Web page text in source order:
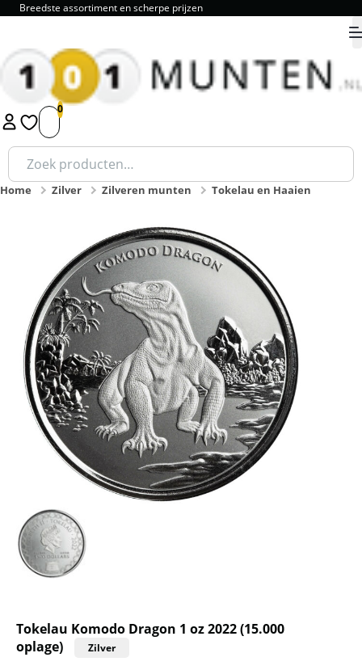
Breedste assortiment en scherpe prijzen
1 2 3 4 5 9.8
Zoeken
naar:
Home Zilver Zilveren munten Tokelau en Haaien
Tokelau Komodo Dragon 1 oz 2022 (15.000
oplage)
Zilver